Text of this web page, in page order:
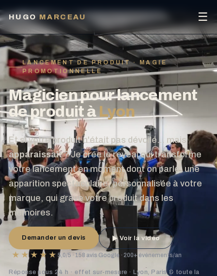
HUGO MARCEAU ☰
LANCEMENT DE PRODUIT · MAGIE
PROMOTIONNELLE
Magicien pour lancement
de produit àLyon
Et si votre produit n'était pas dévoilé… mais
apparaissait? Je crée le reveal qui transforme
votre lancement en moment dont on parle, une
apparition spectaculaire, personnalisée à votre
marque, qui grave votre produit dans les
mémoires.
Demander un devis ▶Voir la vidéo
★★★★★ 5,0/5 · 158 avis Google · 200+ événements/an
Réponse sous 24 h · effet sur-mesure · Lyon, Paris & toute la